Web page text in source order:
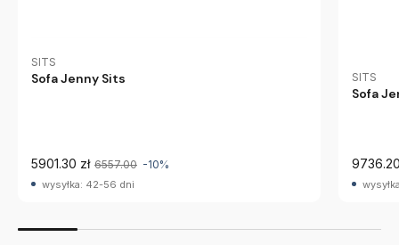
SITS
Sofa Jenny Sits
5901.30 zł 6557.00 -10%
wysyłka: 42-56 dni
SITS
Sofa